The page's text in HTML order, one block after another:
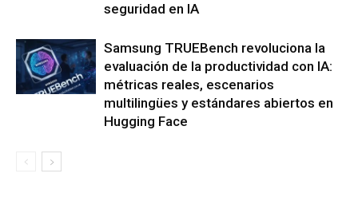
seguridad en IA
Samsung TRUEBench revoluciona la
evaluación de la productividad con IA:
métricas reales, escenarios
multilingües y estándares abiertos en
Hugging Face